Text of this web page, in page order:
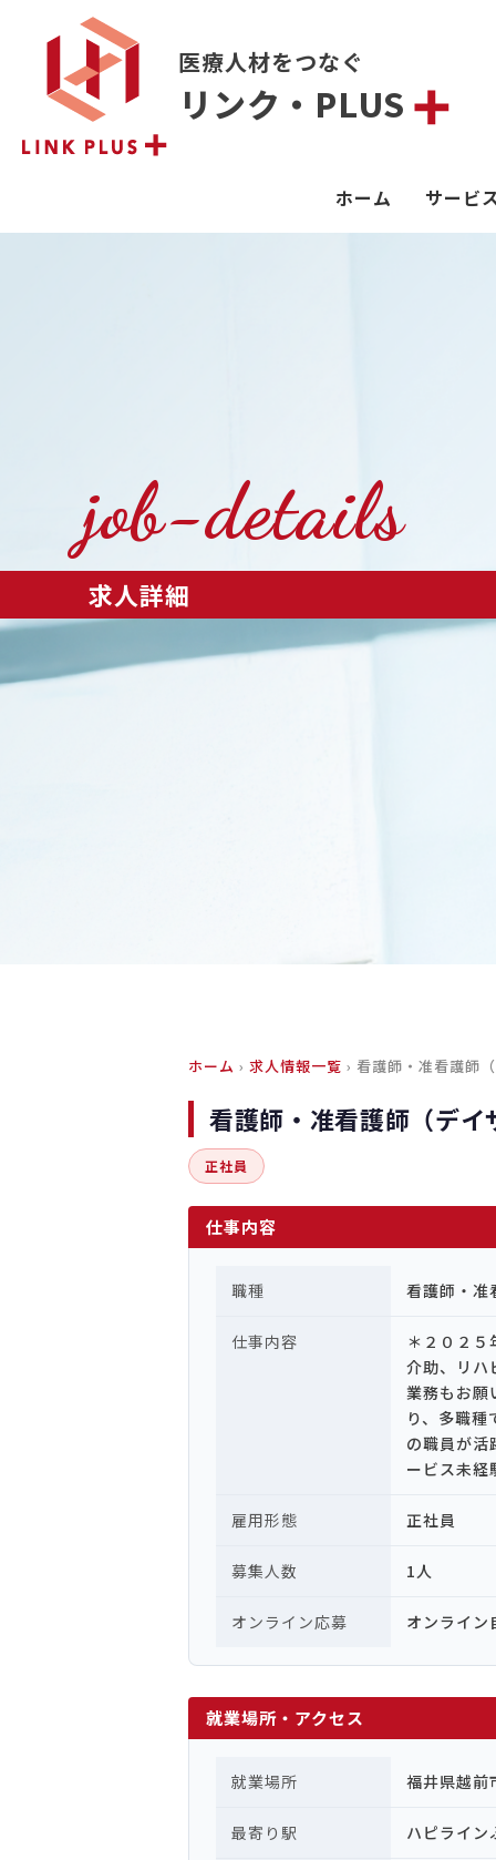
医療人材をつなぐ
リンク・PLUS
ホーム サービ
job-details
求人詳細
ホーム › 求人情報一覧 › 看護師・准看護師
看護師・准看護師（デイ
正社員
仕事内容
職種 看護師・准
仕事内容
＊２０２
介助、リ
業務もお
り、多職
の職員が
ービス未
雇用形態 正社員
募集人数 1人
オンライン応募 オンライン
就業場所・アクセス
就業場所 福井県越
最寄り駅 ハピライ